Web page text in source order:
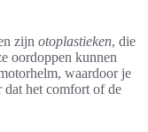
zijn otoplastieken, die
oordoppen kunnen
waardoor je
dat het comfort of de